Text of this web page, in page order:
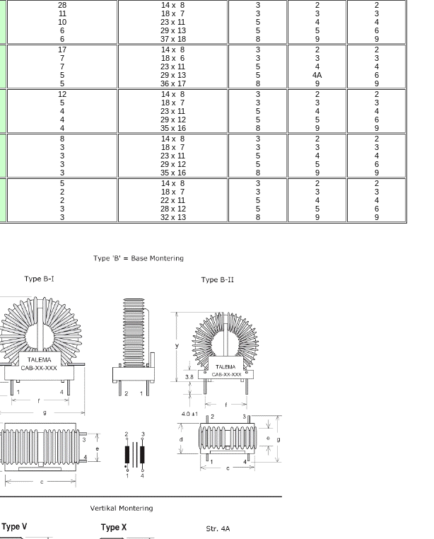
28
11
10
6
6
14 x 8
18 x 7
23 x 11
29 x 13
37 x 18
3
3
5
5
8
2
3
4
5
9
2
3
4
6
9
17
7
7
5
5
14 x 8
18 x 6
23 x 11
29 x 13
36 x 17
3
3
5
5
8
2
3
4
4A
9
2
3
4
6
9
12
5
4
4
4
14 x 8
18 x 7
23 x 11
29 x 12
35 x 16
3
3
5
5
8
2
3
4
5
9
2
3
4
6
9
8
3
3
3
3
14 x 8
18 x 7
23 x 11
29 x 12
35 x 16
3
3
5
5
8
2
3
4
5
9
2
3
4
6
9
5
2
2
3
3
14 x 8
18 x 7
22 x 11
28 x 12
32 x 13
3
3
5
5
8
2
3
4
5
9
2
3
4
6
9